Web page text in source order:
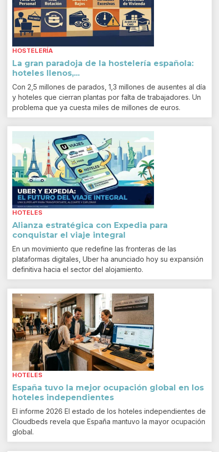
HOSTELERÍA
La gran paradoja de la hostelería española:
hoteles llenos,...
Con 2,5 millones de parados, 1,3 millones de ausentes al día
y hoteles que cierran plantas por falta de trabajadores. Un
problema que ya cuesta miles de millones de euros.
HOTELES
Alianza estratégica con Expedia para
conquistar el viaje integral
En un movimiento que redefine las fronteras de las
plataformas digitales, Uber ha anunciado hoy su expansión
definitiva hacia el sector del alojamiento.
HOTELES
España tuvo la mejor ocupación global en los
hoteles independientes
El informe 2026 El estado de los hoteles independientes de
Cloudbeds revela que España mantuvo la mayor ocupación
global.